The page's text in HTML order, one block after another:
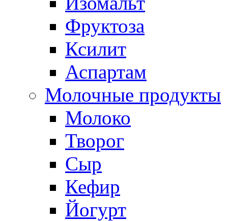
Фруктоза
Ксилит
Аспартам
Молочные продукты
Молоко
Творог
Сыр
Кефир
Йогурт